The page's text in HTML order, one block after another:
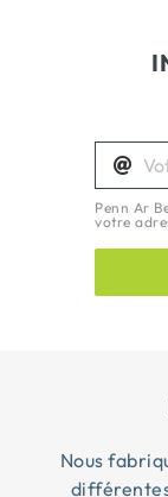
Penn Ar
votre
Nous